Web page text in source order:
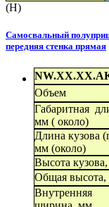
(H)
Самосвальный
передняя стенка прямая
Объем
Габаритная
мм ( около)
Длина кузова
мм (около)
Высота
Общая
Внутренняя